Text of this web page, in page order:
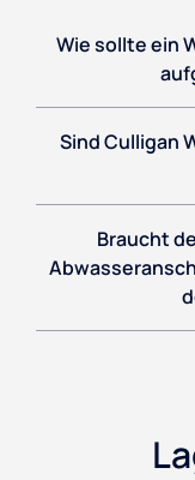
Wie sollte ein
Sind Culligan
Braucht